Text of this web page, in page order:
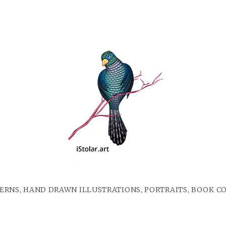
HAND DRAWN ILLUSTRATIONS, PORTRAITS, BOOK